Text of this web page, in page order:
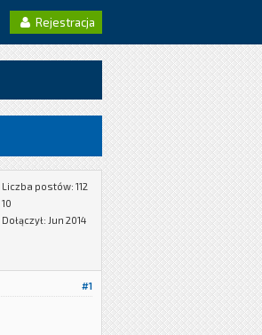
Rejestracja
Liczba postów: 112
10
Dołączył: Jun 2014
#1